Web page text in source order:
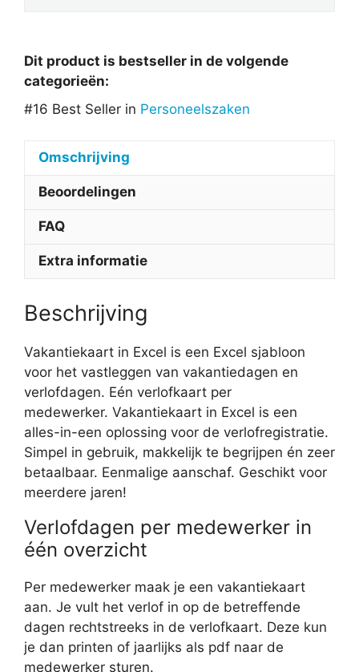
Dit product is bestseller in de volgende
categorieën:
#16 Best Seller in Personeelszaken
Omschrijving
Beoordelingen
FAQ
Extra informatie
Beschrijving
Vakantiekaart in Excel is een Excel sjabloon
voor het vastleggen van vakantiedagen en
verlofdagen. Eén verlofkaart per
medewerker. Vakantiekaart in Excel is een
alles-in-een oplossing voor de verlofregistratie.
Simpel in gebruik, makkelijk te begrijpen én zeer
betaalbaar. Eenmalige aanschaf. Geschikt voor
meerdere jaren!
Verlofdagen per medewerker in
één overzicht
Per medewerker maak je een vakantiekaart
aan. Je vult het verlof in op de betreffende
dagen rechtstreeks in de verlofkaart. Deze kun
je dan printen of jaarlijks als pdf naar de
medewerker sturen.